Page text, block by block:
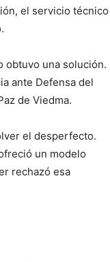
el servicio técnico
obtuvo una solución.
ante Defensa del
de Viedma.
el desperfecto.
un modelo
rechazó esa